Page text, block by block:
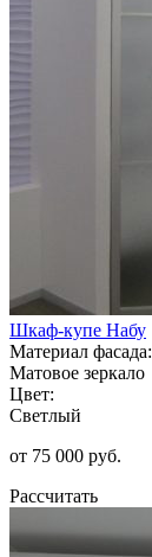
Шкаф-купе Набу
Материал фасада:
Матовое зеркало
Цвет:
Светлый
от 75 000 руб.
Рассчитать